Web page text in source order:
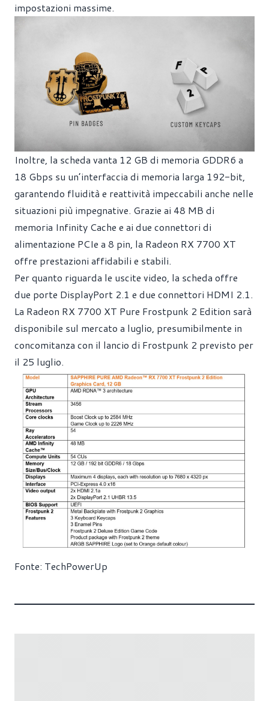
impostazioni massime.
Inoltre, la scheda vanta 12 GB di memoria GDDR6 a
18 Gbps su un’interfaccia di memoria larga 192-bit,
garantendo fluidità e reattività impeccabili anche nelle
situazioni più impegnative. Grazie ai 48 MB di
memoria Infinity Cache e ai due connettori di
alimentazione PCIe a 8 pin, la Radeon RX 7700 XT
offre prestazioni affidabili e stabili.
Per quanto riguarda le uscite video, la scheda offre
due porte DisplayPort 2.1 e due connettori HDMI 2.1.
La Radeon RX 7700 XT Pure Frostpunk 2 Edition sarà
disponibile sul mercato a luglio, presumibilmente in
concomitanza con il lancio di Frostpunk 2 previsto per
il 25 luglio.
Fonte: TechPowerUp